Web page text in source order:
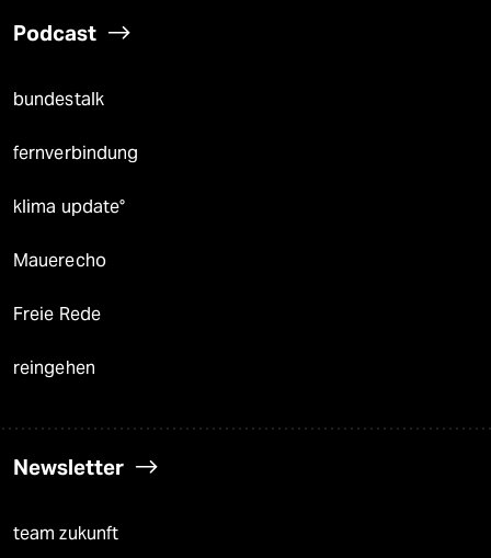
Podcast
bundestalk
fernverbindung
klima update°
Mauerecho
Freie Rede
reingehen
Newsletter
team zukunft